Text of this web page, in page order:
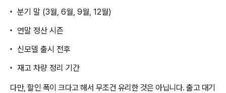
분기 말 (3월, 6월, 9월, 12월)
연말 정산 시즌
신모델 출시 전후
재고 차량 정리 기간
다만, 할인 폭이 크다고 해서 무조건 유리한 것은 아닙니다. 출고 대기